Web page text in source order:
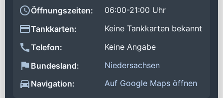
Öffnungszeiten:
06:00-21:00 Uhr
Tankkarten:
Keine Tankkarten bekannt
Telefon:
Keine Angabe
Bundesland:
Niedersachsen
Navigation:
Auf Google Maps öffnen